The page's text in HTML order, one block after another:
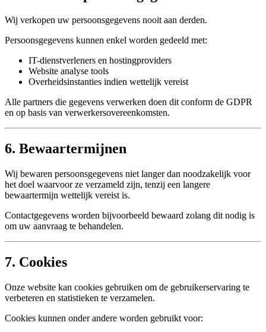
Wij verkopen uw persoonsgegevens nooit aan derden.
Persoonsgegevens kunnen enkel worden gedeeld met:
IT-dienstverleners en hostingproviders
Website analyse tools
Overheidsinstanties indien wettelijk vereist
Alle partners die gegevens verwerken doen dit conform de GDPR
en op basis van verwerkersovereenkomsten.
6. Bewaartermijnen
Wij bewaren persoonsgegevens niet langer dan noodzakelijk voor
het doel waarvoor ze verzameld zijn, tenzij een langere
bewaartermijn wettelijk vereist is.
Contactgegevens worden bijvoorbeeld bewaard zolang dit nodig is
om uw aanvraag te behandelen.
7. Cookies
Onze website kan cookies gebruiken om de gebruikerservaring te
verbeteren en statistieken te verzamelen.
Cookies kunnen onder andere worden gebruikt voor: